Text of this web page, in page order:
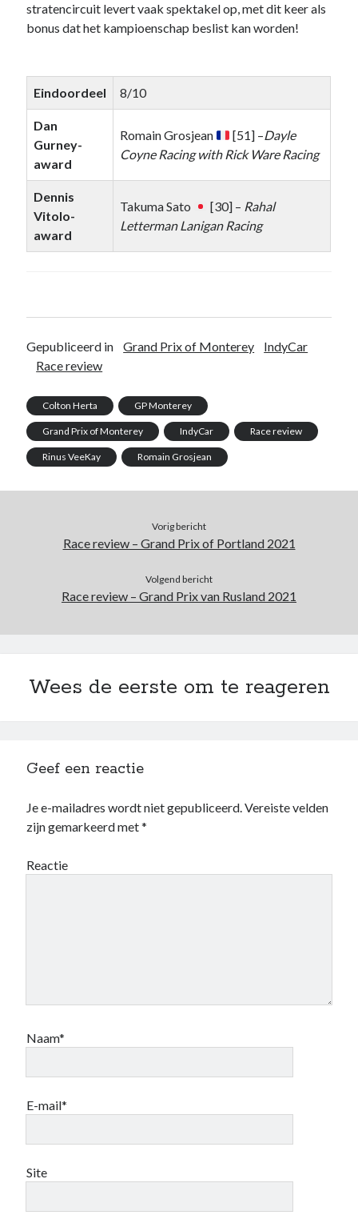
stratencircuit levert vaak spektakel op, met dit keer als
bonus dat het kampioenschap beslist kan worden!
Eindoordeel 8/10
Dan
Gurney-
award
Romain Grosjean [51] –Dayle
Coyne Racing with Rick Ware Racing
Dennis
Vitolo-
award
Takuma Sato [30] – Rahal
Letterman Lanigan Racing
Gepubliceerd in Grand Prix of Monterey
IndyCar
Race review
Colton Herta GP Monterey
Grand Prix of Monterey IndyCar Race review
Rinus VeeKay Romain Grosjean
Vorig bericht
Race review – Grand Prix of Portland 2021
Volgend bericht
Race review – Grand Prix van Rusland 2021
Wees de eerste om te reageren
Geef een reactie
Je e-mailadres wordt niet gepubliceerd.Vereiste velden
zijn gemarkeerd met*
Reactie
Naam*
E-mail*
Site